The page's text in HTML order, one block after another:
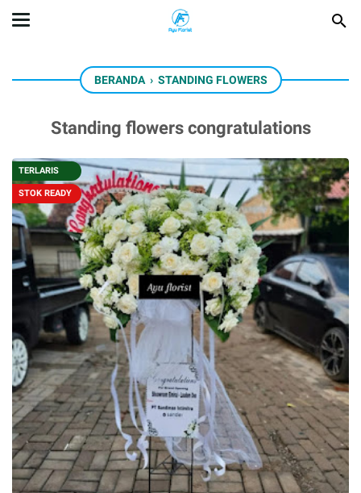
BERANDA › STANDING FLOWERS
Standing flowers congratulations
TERLARIS
STOK READY